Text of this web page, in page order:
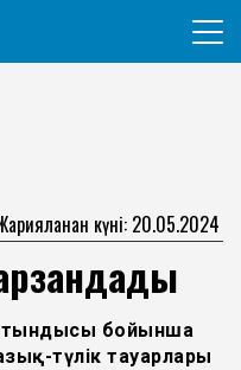
гражданин
күні: 20.05.2024
бойынша
түлік тауарлары